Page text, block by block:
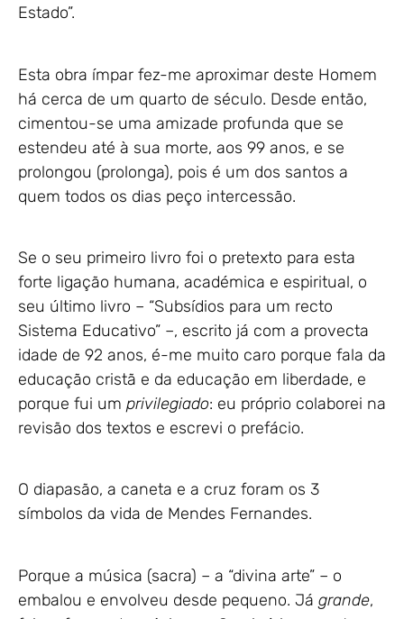
Estado”.
Esta obra ímpar fez-me aproximar deste Homem
há cerca de um quarto de século. Desde então,
cimentou-se uma amizade profunda que se
estendeu até à sua morte, aos 99 anos, e se
prolongou (prolonga), pois é um dos santos a
quem todos os dias peço intercessão.
Se o seu primeiro livro foi o pretexto para esta
forte ligação humana, académica e espiritual, o
seu último livro – “Subsídios para um recto
Sistema Educativo” –, escrito já com a provecta
idade de 92 anos, é-me muito caro porque fala da
educação cristã e da educação em liberdade, e
porque fui um privilegiado: eu próprio colaborei na
revisão dos textos e escrevi o prefácio.
O diapasão, a caneta e a cruz foram os 3
símbolos da vida de Mendes Fernandes.
Porque a música (sacra) – a “divina arte” – o
embalou e envolveu desde pequeno. Já grande,